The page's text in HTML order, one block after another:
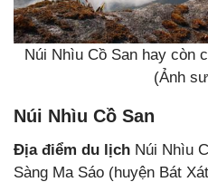
Núi Nhìu Cồ San hay còn
(Ảnh
Núi Nhìu Cồ San
Địa điểm du lịch Núi Nhìu
Sàng Ma Sáo (huyện Bát